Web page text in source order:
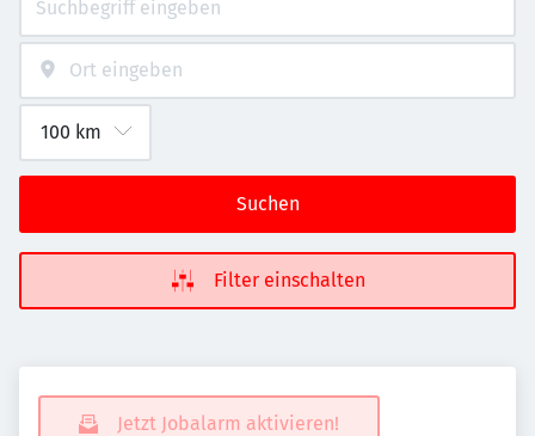
Suchen
Filter einschalten
Jetzt Jobalarm aktivieren!